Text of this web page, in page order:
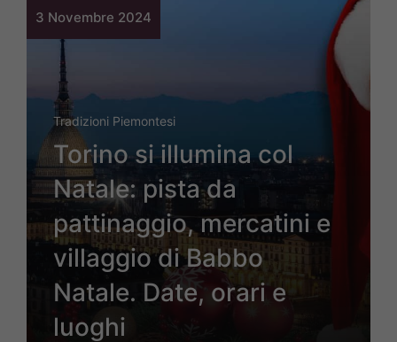
3 Novembre 2024
Tradizioni Piemontesi
Torino si illumina col
Natale: pista da
pattinaggio, mercatini e
villaggio di Babbo
Natale. Date, orari e
luoghi